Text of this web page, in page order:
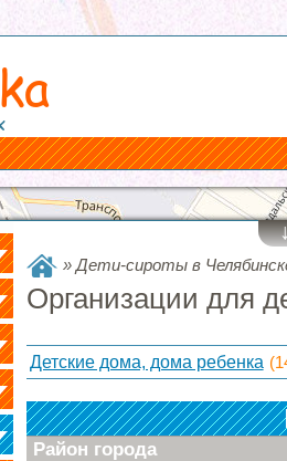
» Дети-сироты в
Организации для
Детские дома, дома ребенка
Район города